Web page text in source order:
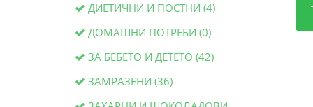
ДИЕТИЧНИ И ПОСТНИ (4)
ДОМАШНИ ПОТРЕБИ (0)
ЗА БЕБЕТО И ДЕТЕТО (42)
ЗАМРАЗЕНИ (36)